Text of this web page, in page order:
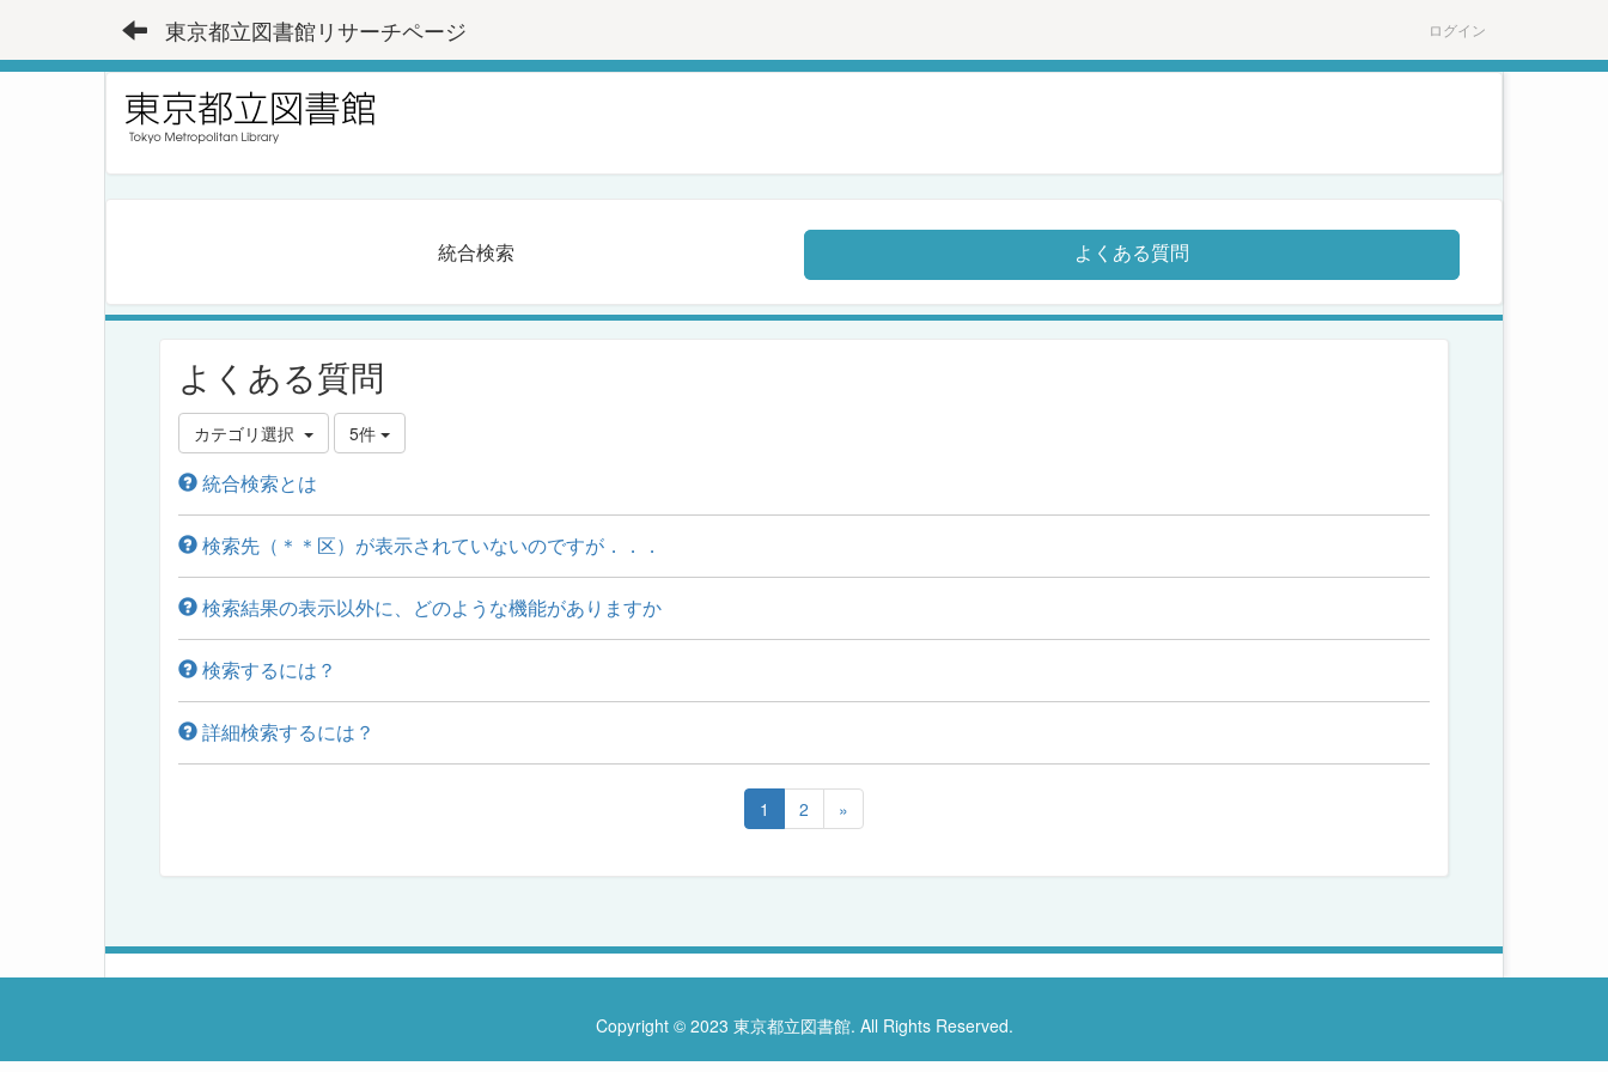
東京都立図書館リサーチページ ログイン
統合検索 よくある質問
よくある質問
カテゴリ選択 5件
統合検索とは
検索先（＊＊区）が表示されていないのですが．．．
検索結果の表示以外に、どのような機能がありますか
検索するには？
詳細検索するには？
1 2 »
Copyright © 2023 東京都立図書館. All Rights Reserved.